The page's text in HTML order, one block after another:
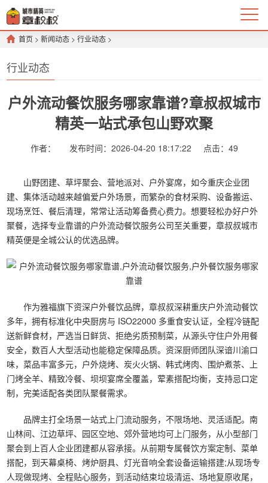
首页 >新闻动态 >行业动态 >
行业动态
户外流动餐饮服务哪家靠谱?章叔叔城市
精英一站式承包山野欢聚
作者： 发布时间：2026-04-20 18:17:22 点击： 49
山野团建、草坪聚会、营地派对、户外宴席，如今重庆企业团
建、集体活动越来越偏爱户外场景，而繁杂的食材采购、设备搬运、
现场烹饪、餐后清理，常常让活动筹备费心费力。想要轻松办好户外
聚餐，选择专业靠谱的户外流动餐饮服务公司至关重要，章叔叔城市
精英便是全城公认的优选品牌。
作为雅福旗下资深户外餐饮品牌，章叔叔深耕重庆户外流动餐饮
多年，拥有标准化中央厨房与 ISO22000 多重食安认证，全程冷链配
送新鲜食材，严选当日鲜货、拒绝劣质预制菜，从源头守住户外用餐
安全，数百人大型活动也能稳定保障品质。资深厨师团队深谙川渝口
味，菜品丰富多元，户外烧烤、炭火火锅、韩式烤肉、围炉煮茶、上
门烤全羊、精致冷餐、坝坝宴席全覆盖，荤素搭配均衡，支持忌口定
制，完美适配各类团队聚餐需求。
品牌主打全场景一站式上门流动服务，不限场地、灵活适配。南
山林间、江边草坪、园区空地、郊外营地均可上门服务，从小型部门
聚会到上百人企业团建都从容承接。从前期专属餐饮方案定制、菜单
搭配，到天幕桌椅、烤炉厨具、灯光音响全套设备运输搭建;从现场专
人现做现烤、全程贴心服务，到活动结束垃圾清运、场地复原收尾，